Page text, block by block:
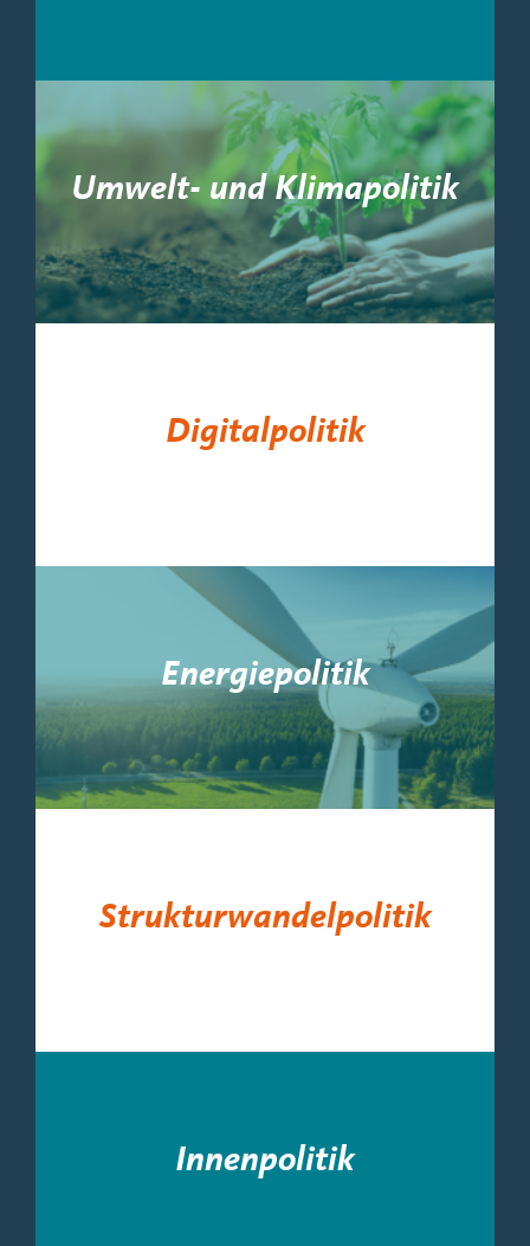
Digitalpolitik
Umwelt- und Klimapolitik
Energiepolitik
Strukturwandelpolitik
Innenpolitik